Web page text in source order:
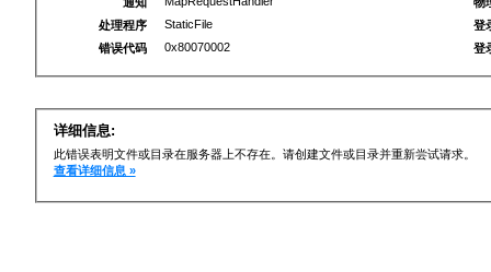
处理程序
StaticFile
错误代码
0x80070002
登
登
详细信息:
此错误表明文件或目录在服务器上不存在。请创建文件或目录并重新尝试请求。
查看详细信息 »